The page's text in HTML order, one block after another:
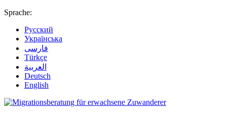
Sprache:
Русский
Українська
فارسی
Türkçe
العربية
Deutsch
English